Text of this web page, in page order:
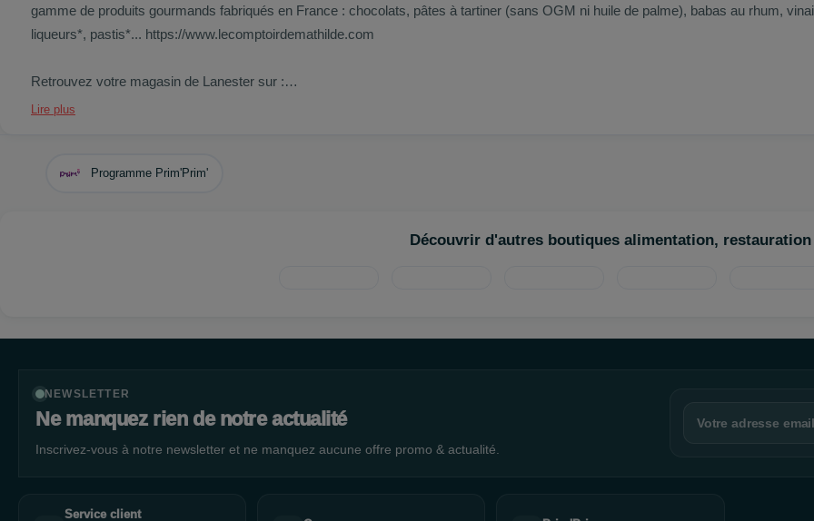
gamme de produits gourmands fabriqués en France : chocolats, pâtes à tartiner (sans OGM ni huile de palme), babas au rhum,
liqueurs*, pastis*... https://www.lecomptoirdemathilde.com
Retrouvez votre magasin de Lanester sur :
Facebook :
Lire plus
Programme Prim'Prim'
Découvrir d'autres boutiques alimentation, restauration
NEWSLETTER
Ne manquez rien de notre actualité
Inscrivez-vous à notre newsletter et ne manquez aucune offre promo & actualité.
Service client